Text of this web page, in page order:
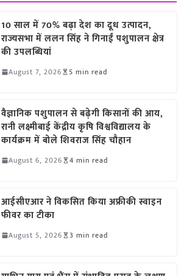
10 साल में 70% बढ़ा देश का दूध उत्पादन,
राज्यसभा में ललन सिंह ने गिनाईं पशुपालन क्षेत्र
की उपलब्धियां
August 7, 2026 5 min read
वैज्ञानिक पशुपालन से बढ़ेगी किसानों की आय,
रानी लक्ष्मीबाई केंद्रीय कृषि विश्वविद्यालय के
कार्यक्रम में बोले शिवराज सिंह चौहान
August 6, 2026 4 min read
आईसीएआर ने विकसित किया अफ्रीकी स्वाइन
फीवर का टीका
August 5, 2026 3 min read